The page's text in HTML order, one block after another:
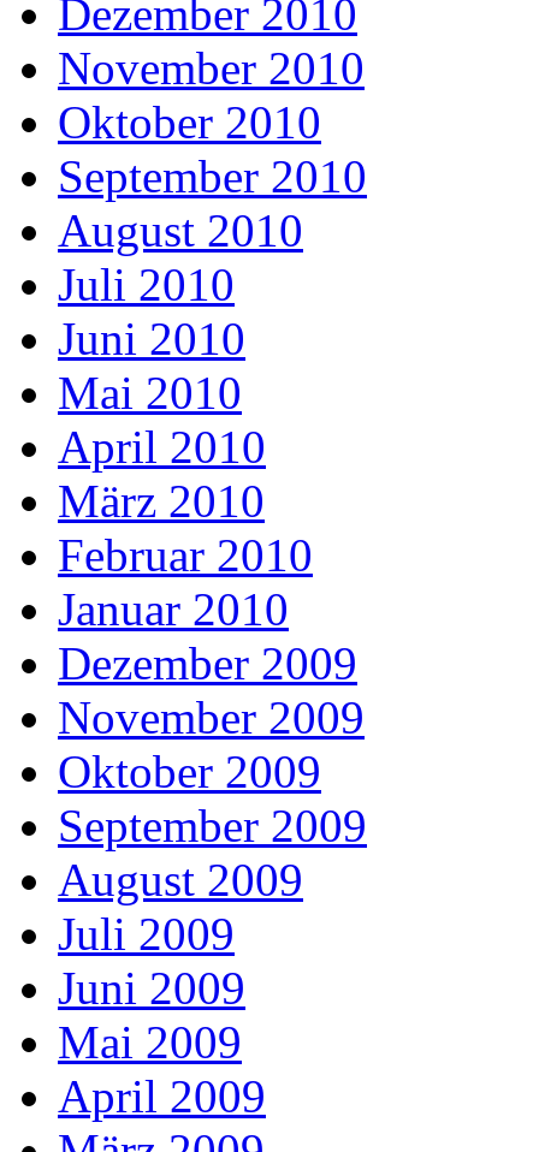
Dezember 2010
November 2010
Oktober 2010
September 2010
August 2010
Juli 2010
Juni 2010
Mai 2010
April 2010
März 2010
Februar 2010
Januar 2010
Dezember 2009
November 2009
Oktober 2009
September 2009
August 2009
Juli 2009
Juni 2009
Mai 2009
April 2009